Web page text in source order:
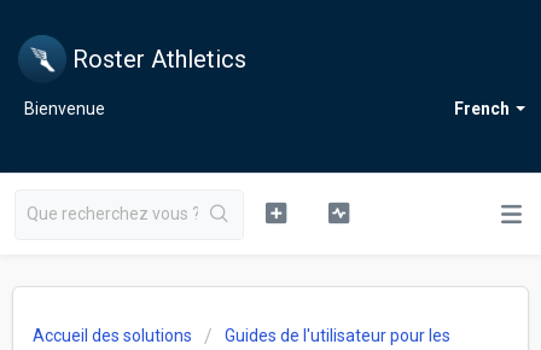
Roster Athletics
French
Bienvenue
Accueil des solutions
Guides de l'utilisateur pour les